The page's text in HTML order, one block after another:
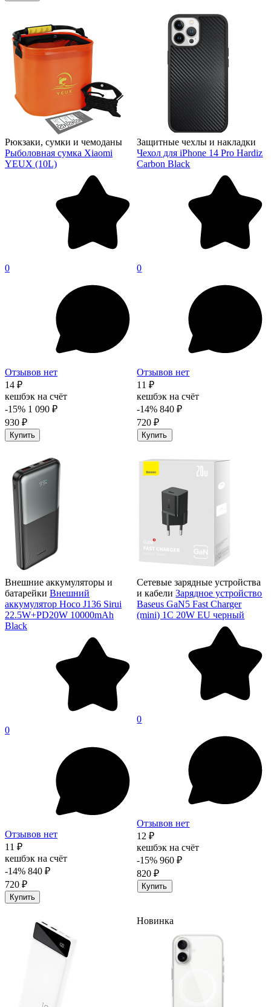
Рюкзаки, сумки и чемоданы
Рыболовная сумка Xiaomi
YEUX (10L)
0
Отзывов нет
14 ₽
кешбэк на счёт
-15% 1 090 ₽
930 ₽
Купить
Защитные чехлы и накладки
Чехол для iPhone 14 Pro Hardiz
Carbon Black
0
Отзывов нет
11 ₽
кешбэк на счёт
-14% 840 ₽
720 ₽
Купить
Внешние аккумуляторы и
батарейки Внешний
аккумулятор Hoco J136 Sirui
22.5W+PD20W 10000mAh
Black
0
Отзывов нет
11 ₽
кешбэк на счёт
-14% 840 ₽
720 ₽
Купить
Сетевые зарядные устройства
и кабели Зарядное устройство
Baseus GaN5 Fast Charger
(mini) 1C 20W EU черный
0
Отзывов нет
12 ₽
кешбэк на счёт
-15% 960 ₽
820 ₽
Купить
Новинка